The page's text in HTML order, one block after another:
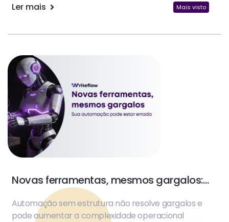
Ler mais
Mais visto
Novas ferramentas, mesmos gargalos:
sua automação pode estar errada
Automação sem estrutura não resolve gargalos e
pode aumentar a complexidade operacional